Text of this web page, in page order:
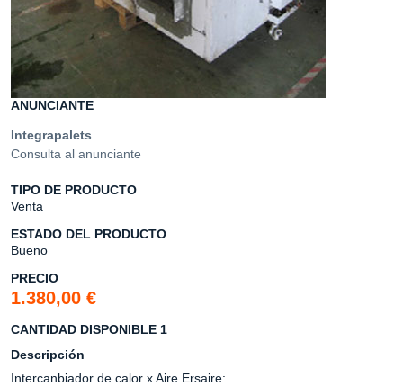
ANUNCIANTE
Integrapalets
Consulta al anunciante
TIPO DE PRODUCTO
Venta
ESTADO DEL PRODUCTO
Bueno
PRECIO
1.380,00 €
CANTIDAD DISPONIBLE 1
Descripción
Intercanbiador de calor x Aire Ersaire: